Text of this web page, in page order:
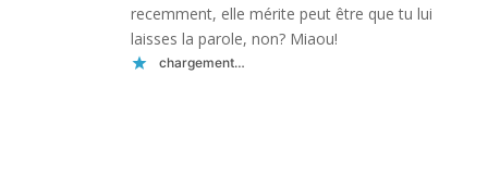
recemment, elle mérite peut être que tu lui
laisses la parole, non? Miaou!
chargement…